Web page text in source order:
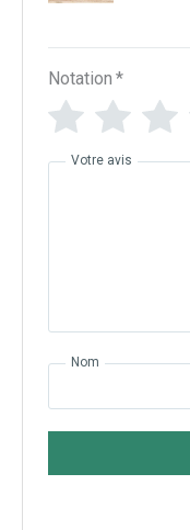
Notation *
Votre avis
Nom